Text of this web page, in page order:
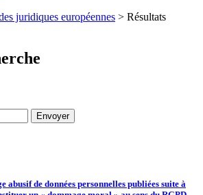
juridiques européennes > Résultats
abusif de données personnelles publiées suite à